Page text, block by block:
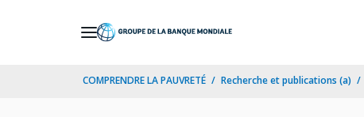
COMPRENDRE LA PAUVRETÉ Recherche et publications (a)